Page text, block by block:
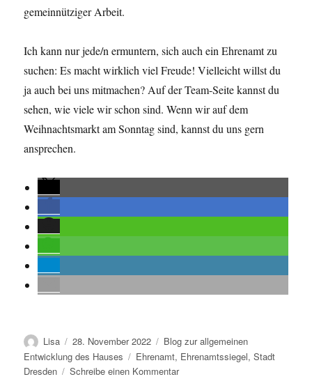
gemeinnütziger Arbeit.
Ich kann nur jede/n ermuntern, sich auch ein Ehrenamt zu
suchen: Es macht wirklich viel Freude! Vielleicht willst du
ja auch bei uns mitmachen? Auf der Team-Seite kannst du
sehen, wie viele wir schon sind. Wenn wir auf dem
Weihnachtsmarkt am Sonntag sind, kannst du uns gern
ansprechen.
Autor
Lisa
Veröffentlicht
am
28. November 2022 Kategorien
Blog zur allgemeinen
Entwicklung des Hauses
Schlagwörter
Ehrenamt, Ehrenamtssiegel,Stadt
Dresden
Schreibe einen Kommentarzu